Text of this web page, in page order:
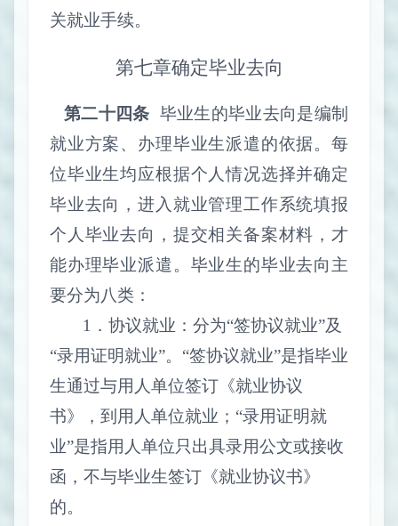
关就业手续。
第七章确定毕业去向
第二十四条 毕业生的毕业去向是编制
就业方案、办理毕业生派遣的依据。每
位毕业生均应根据个人情况选择并确定
毕业去向，进入就业管理工作系统填报
个人毕业去向，提交相关备案材料，才
能办理毕业派遣。毕业生的毕业去向主
要分为八类：
1 ．协议就业：分为“签协议就业”及
“录用证明就业”。“签协议就业”是指毕业
生通过与用人单位签订《就业协议
书》，到用人单位就业；“录用证明就
业”是指用人单位只出具录用公文或接收
函，不与毕业生签订《就业协议书》
的。